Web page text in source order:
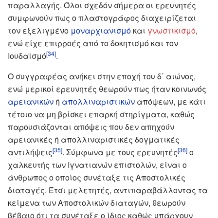
παραλλαγής. Όλοι σχεδόν σήμερα οι ερευνητές
συμφωνούν πως ο πλαστογράφος διαχειρίζεται
τον εξελιγμένο μοναρχιανισμό και γνωστικισμό,
ενώ είχε επιρροές από το δοκητισμό και τον
Ιουδαϊσμό[34].
Ο συγγραφέας ανήκει στην εποχή του δ΄ αιώνος,
ενώ μερικοί ερευνητές θεωρούν πως ήταν κοινωνός
αρειανικών ή απολλιναριστικών απόψεων, με κάτι
τέτοιο να μη βρίσκει επαρκή στηρίγματα, καθώς
παρουσιάζονται απόψεις που δεν απηχούν
αρειανικές ή απολλιναριστικές δογματικές
αντιλήψεις[35]. Σύμφωνα με τους ερευνητές[36] ο
χαλκευτής των Ιγνατιανών επιστολών, είναι ο
άνθρωπος ο οποίος συνέταξε τις Αποστολικές
διαταγές. Έτσι μελετητές, αντιπαραβάλλοντας τα
κείμενα των Αποστολικών διαταγών, θεωρούν
βέβαιο ότι τα συνέταξε ο ίδιος καθώς υπάρχουν